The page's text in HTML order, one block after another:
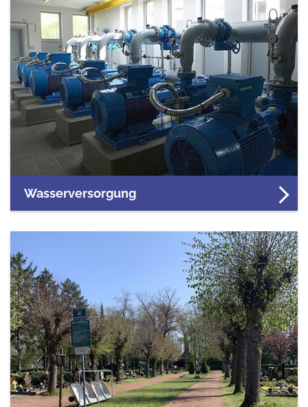
Wasserversorgung